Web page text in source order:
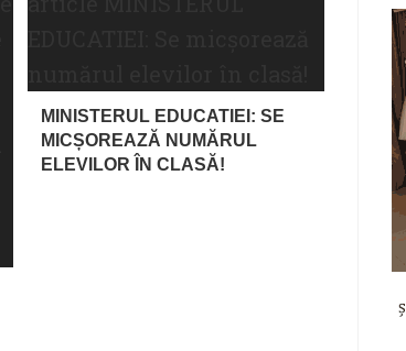
MINISTERUL EDUCATIEI: SE
MICȘOREAZĂ NUMĂRUL
ELEVILOR ÎN CLASĂ!